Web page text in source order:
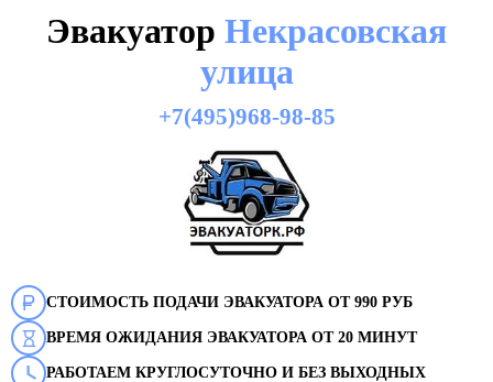
Эвакуатор Некрасовская
улица
+7(495)968-98-85
СТОИМОСТЬ ПОДАЧИ ЭВАКУАТОРА ОТ 990 РУБ
ВРЕМЯ ОЖИДАНИЯ ЭВАКУАТОРА ОТ 20 МИНУТ
РАБОТАЕМ КРУГЛОСУТОЧНО И БЕЗ ВЫХОДНЫХ